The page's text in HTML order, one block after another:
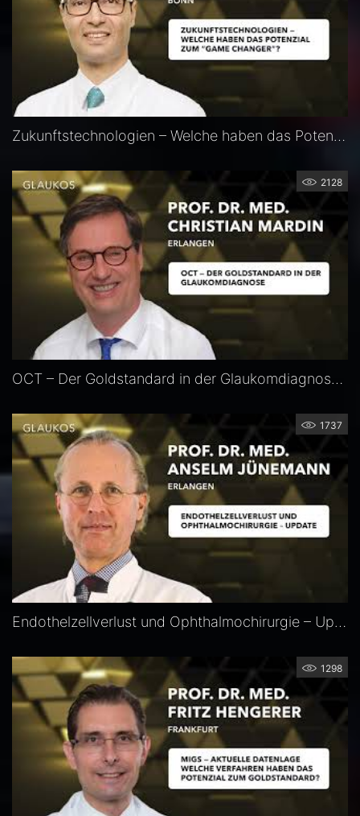
Zukunftstechnologien – Welche haben das Potenzial zum „Game Changer“? — Prof. Alireza Mirshahi
2128
OCT – Der Goldstandard in der Glaukomdiagnose — Prof. Christian Mardin
1737
Endothelzellverlust und Ophthalmochirurgie – Update — Prof. Anselm Jünemann
1298